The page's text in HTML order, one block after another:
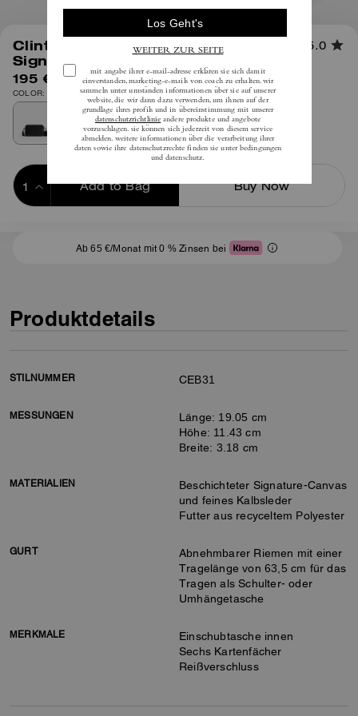
Clinton Umhängetasche Aus
Signature-Canvas
5.0
195 € inkl. MwSt.
COLOR: Schwarz Signature
Add to Bag Buy Now
Ab 65 €/Monat mit 0 % Zinsen bei
Produktdetails
STILNUMMER CEB31
MESSUNGEN
Länge: 19.05 cm
Höhe: 11.43 cm
Breite: 3.18 cm
MATERIALIEN
Beschichteter Signature-Canvas
und feines Kalbsleder
Futter aus recyceltem Polyester
GURT
Abnehmbarer Riemen mit einer
Tragelänge von 63,5 cm für das
Tragen als Schulter- oder
Umhängetasche
MERKMALE
Einschubtasche innen
Sechs Kartenfächer
Reißverschluss